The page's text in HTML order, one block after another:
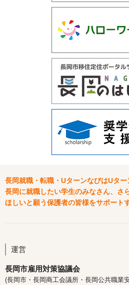
長岡就職・転職・UターンなびはUター
長岡に就職したい学生のみなさん、さ
ほしいと願う保護者の皆様をサポート
運営
長岡市雇用対策協議会
(長岡市・長岡商工会議所・長岡公共職業